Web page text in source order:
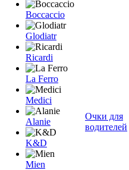
Boccaccio
Glodiatr
Ricardi
La Ferro
Medici
Alanie
K&D
Mien
Очки для
водителей